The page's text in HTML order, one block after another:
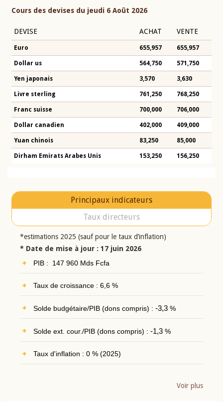
Cours des devises du jeudi 6 Août 2026
DEVISE ACHAT VENTE
Euro 655,957 655,957
Dollar us 564,750 571,750
Yen japonais 3,570 3,630
Livre sterling 761,250 768,250
Franc suisse 700,000 706,000
Dollar canadien 402,000 409,000
Yuan chinois 83,250 85,000
Dirham Emirats Arabes Unis 153,250 156,250
Principaux indicateurs
Taux directeurs
*estimations 2025 (sauf pour le taux d’inflation)
* Date de mise à jour : 17 juin 2026
PIB : 147 960 Mds Fcfa
Taux de croissance : 6,6 %
Solde budgétaire/PIB (dons compris) : -3,3%
Solde ext. cour./PIB (dons compris) : -1,3%
Taux d'inflation : 0 % (2025)
Voir plus